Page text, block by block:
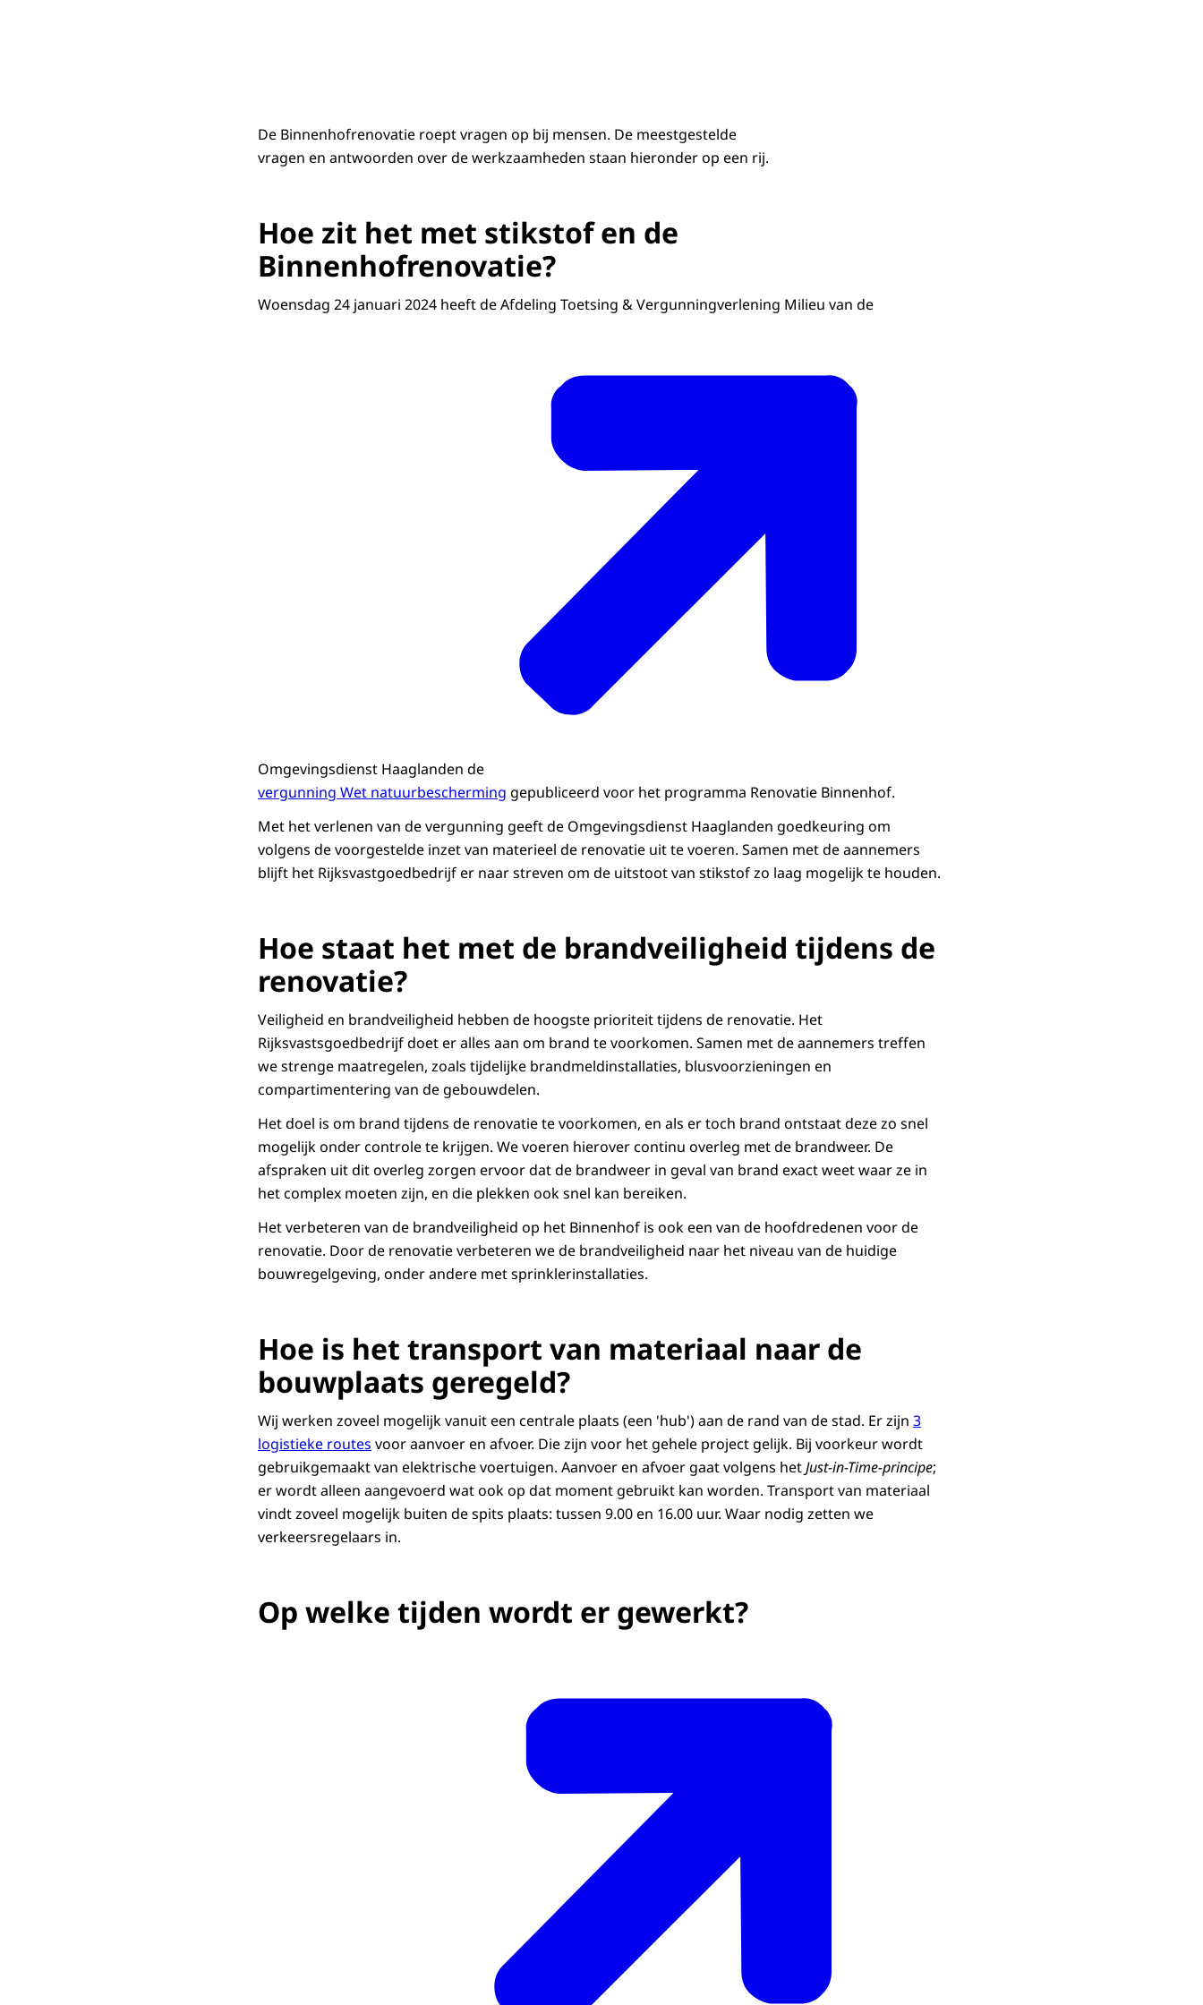
De Binnenhofrenovatie roept vragen op bij mensen. De meestgestelde
vragen en antwoorden over de werkzaamheden staan hieronder op een rij.
Hoe zit het met stikstof en de
Binnenhofrenovatie?
Woensdag 24 januari 2024 heeft de Afdeling Toetsing & Vergunningverlening Milieu van de
Omgevingsdienst Haaglanden de
vergunning Wet natuurbescherming gepubliceerd voor het programma Renovatie Binnenhof.
Met het verlenen van de vergunning geeft de Omgevingsdienst Haaglanden goedkeuring om
volgens de voorgestelde inzet van materieel de renovatie uit te voeren. Samen met de aannemers
blijft het Rijksvastgoedbedrijf er naar streven om de uitstoot van stikstof zo laag mogelijk te houden.
Hoe staat het met de brandveiligheid tijdens de
renovatie?
Veiligheid en brandveiligheid hebben de hoogste prioriteit tijdens de renovatie. Het
Rijksvastsgoedbedrijf doet er alles aan om brand te voorkomen. Samen met de aannemers treffen
we strenge maatregelen, zoals tijdelijke brandmeldinstallaties, blusvoorzieningen en
compartimentering van de gebouwdelen.
Het doel is om brand tijdens de renovatie te voorkomen, en als er toch brand ontstaat deze zo snel
mogelijk onder controle te krijgen. We voeren hierover continu overleg met de brandweer. De
afspraken uit dit overleg zorgen ervoor dat de brandweer in geval van brand exact weet waar ze in
het complex moeten zijn, en die plekken ook snel kan bereiken.
Het verbeteren van de brandveiligheid op het Binnenhof is ook een van de hoofdredenen voor de
renovatie. Door de renovatie verbeteren we de brandveiligheid naar het niveau van de huidige
bouwregelgeving, onder andere met sprinklerinstallaties.
Hoe is het transport van materiaal naar de
bouwplaats geregeld?
Wij werken zoveel mogelijk vanuit een centrale plaats (een 'hub') aan de rand van de stad. Er zijn 3
logistieke routes voor aanvoer en afvoer. Die zijn voor het gehele project gelijk. Bij voorkeur wordt
gebruikgemaakt van elektrische voertuigen. Aanvoer en afvoer gaat volgens hetJust-in-Time-principe;
er wordt alleen aangevoerd wat ook op dat moment gebruikt kan worden. Transport van materiaal
vindt zoveel mogelijk buiten de spits plaats: tussen 9.00 en 16.00 uur. Waar nodig zetten we
verkeersregelaars in.
Op welke tijden wordt er gewerkt?